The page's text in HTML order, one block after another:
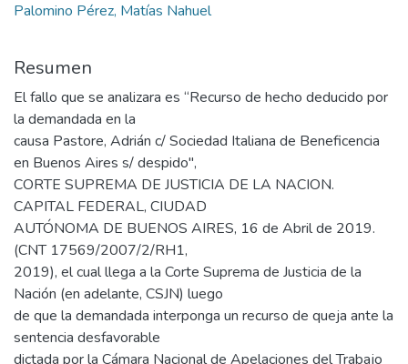
Palomino Pérez, Matías Nahuel
Resumen
El fallo que se analizara es “Recurso de hecho deducido por
la demandada en la
causa Pastore, Adrián c/ Sociedad Italiana de Beneficencia
en Buenos Aires s/ despido",
CORTE SUPREMA DE JUSTICIA DE LA NACION.
CAPITAL FEDERAL, CIUDAD
AUTÓNOMA DE BUENOS AIRES, 16 de Abril de 2019.
(CNT 17569/2007/2/RH1,
2019), el cual llega a la Corte Suprema de Justicia de la
Nación (en adelante, CSJN) luego
de que la demandada interponga un recurso de queja ante la
sentencia desfavorable
dictada por la Cámara Nacional de Apelaciones del Trabajo